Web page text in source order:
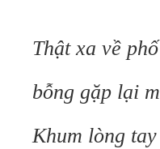
Thật xa về
bỗng gặp lại
Khum lòng